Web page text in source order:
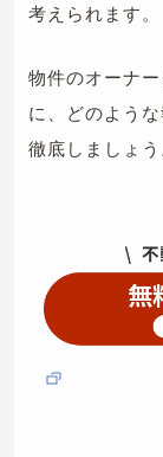
考えられます。
物件のオーナ
に、どのよう
徹底しましょう